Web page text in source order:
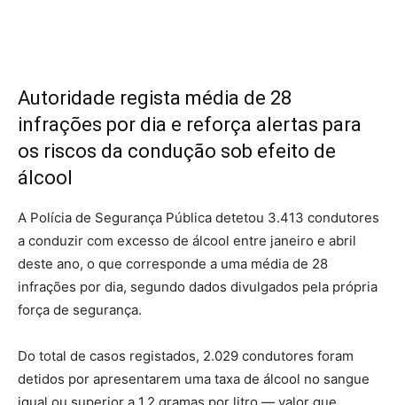
Autoridade regista média de 28
infrações por dia e reforça alertas para
os riscos da condução sob efeito de
álcool
A Polícia de Segurança Pública detetou 3.413 condutores
a conduzir com excesso de álcool entre janeiro e abril
deste ano, o que corresponde a uma média de 28
infrações por dia, segundo dados divulgados pela própria
força de segurança.
Do total de casos registados, 2.029 condutores foram
detidos por apresentarem uma taxa de álcool no sangue